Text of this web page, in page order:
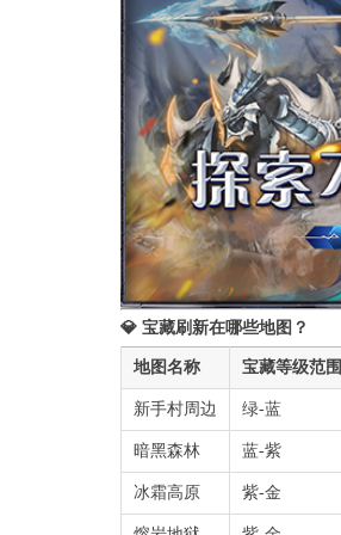
💎 宝藏刷新在哪些地图？
地图名称 宝藏等级范围
新手村周边 绿-蓝
暗黑森林 蓝-紫
冰霜高原 紫-金